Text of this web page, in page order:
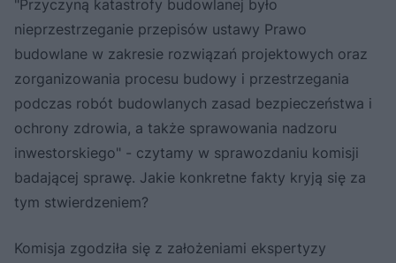
"Przyczyną katastrofy budowlanej było
nieprzestrzeganie przepisów ustawy Prawo
budowlane w zakresie rozwiązań projektowych oraz
zorganizowania procesu budowy i przestrzegania
podczas robót budowlanych zasad bezpieczeństwa i
ochrony zdrowia, a także sprawowania nadzoru
inwestorskiego" - czytamy w sprawozdaniu komisji
badającej sprawę. Jakie konkretne fakty kryją się za
tym stwierdzeniem?
Komisja zgodziła się z założeniami ekspertyzy